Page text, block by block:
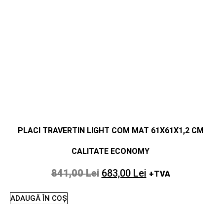
PLACI TRAVERTIN LIGHT COM MAT 61X61X1,2 CM
CALITATE ECONOMY
841,00Lei 683,00 Lei +TVA
ADAUGĂ ÎN COȘ